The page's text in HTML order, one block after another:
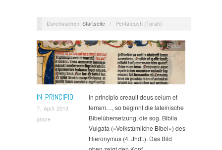
Durchsuchen: Startseite / Pentateuch (Torah)
IN PRINCIPIO…
7. April 2013
grace
Fotos
In principio creauit deus celum et
terram…, so beginnt die lateinische
Bibelübersetzung, die sog. Biblia
Vulgata (»Volkstümliche Bibel«) des
Hieronymus (4. Jhdt.). Das Bild